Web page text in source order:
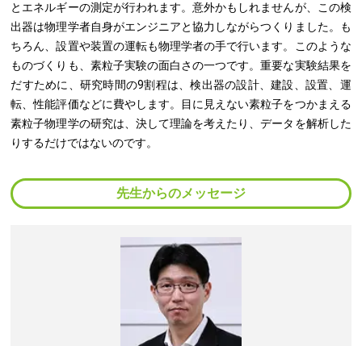
とエネルギーの測定が行われます。意外かもしれませんが、この検
出器は物理学者自身がエンジニアと協力しながらつくりました。も
ちろん、設置や装置の運転も物理学者の手で行います。このような
ものづくりも、素粒子実験の面白さの一つです。重要な実験結果を
だすために、研究時間の9割程は、検出器の設計、建設、設置、運
転、性能評価などに費やします。目に見えない素粒子をつかまえる
素粒子物理学の研究は、決して理論を考えたり、データを解析した
りするだけではないのです。
先生からのメッセージ